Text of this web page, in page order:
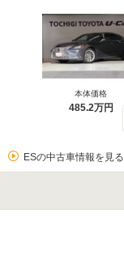
本体価格
485.2万円
ESの中古車情報を見る